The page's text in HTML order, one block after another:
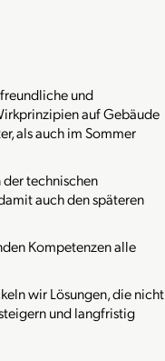
und
auf Gebäude
als auch im Sommer
technischen
auch den späteren
Kompetenzen alle
wir Lösungen, die nicht
und langfristig